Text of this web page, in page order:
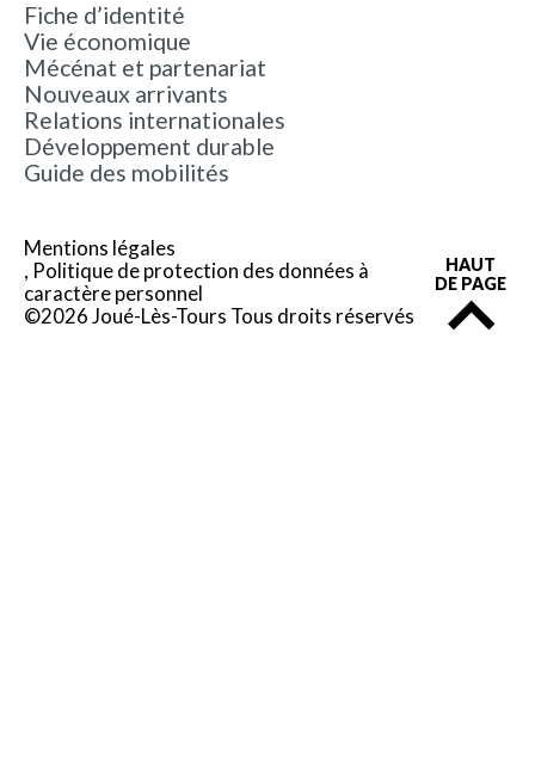
Fiche d’identité
Vie économique
Mécénat et partenariat
Nouveaux arrivants
Relations internationales
Développement durable
Guide des mobilités
Mentions légales
Politique de protection des données à
caractère personnel
©2026 Joué-Lès-Tours Tous droits réservés
HAUT
DE PAGE